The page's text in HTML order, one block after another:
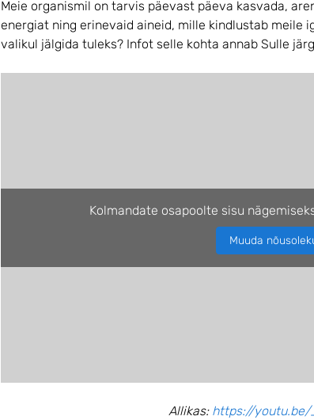
Meie organismil on tarvis päevast päeva kasvada,
energiat ning erinevaid aineid, mille kindlustab meile
valikul jälgida tuleks? Infot selle kohta annab Sulle
Kolmandate osapoolte sisu
Muuda
Allikas: https://youtu.be/